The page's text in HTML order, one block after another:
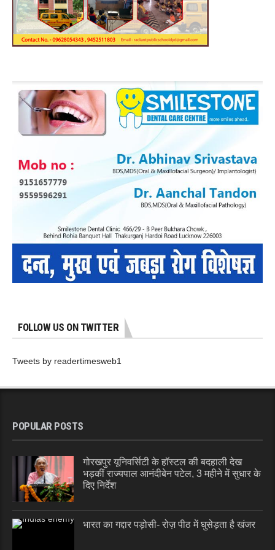
FOLLOW US ON TWITTER
Tweets by readertimesweb1
POPULAR POSTS
गोरखपुर यूनिवर्सिटी के हॉस्टल की बदहाली देख
भड़कीं राज्यपाल आनंदीबेन पटेल, 3 महीने में सुधार के
दिए निर्देश
भारत का गद्दार पड़ोसी- रोज़ पीठ में घुसेड़ता है खंजर